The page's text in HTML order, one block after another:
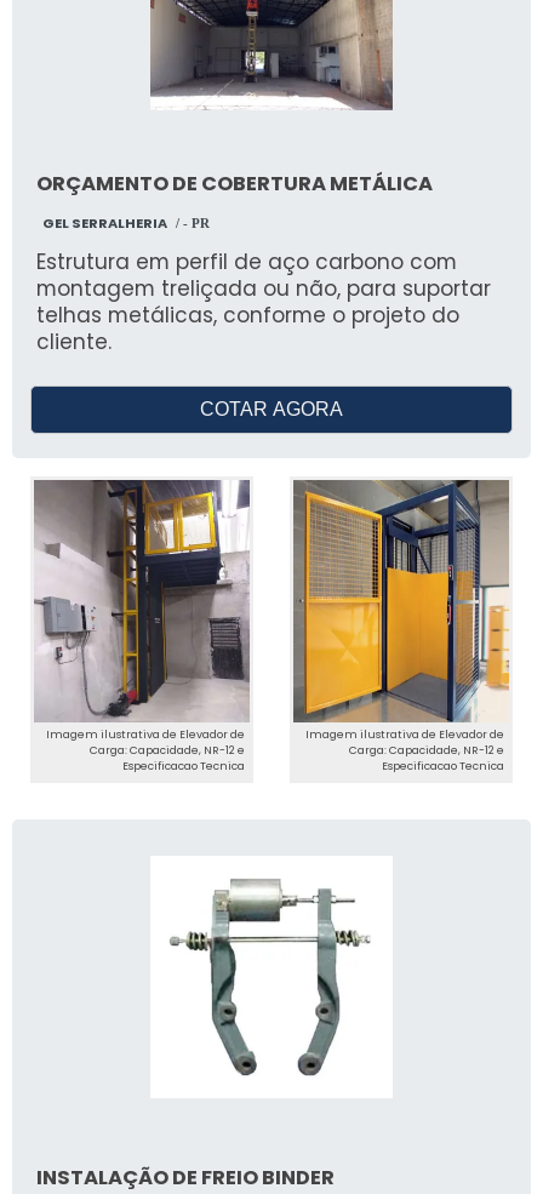
ORÇAMENTO DE COBERTURA METÁLICA
GEL SERRALHERIA / - PR
Estrutura em perfil de aço carbono com
montagem treliçada ou não, para suportar
telhas metálicas, conforme o projeto do
cliente.
COTAR AGORA
Imagem ilustrativa de Elevador de
Carga: Capacidade, NR-12 e
Especificacao Tecnica
Imagem ilustrativa de Elevador de
Carga: Capacidade, NR-12 e
Especificacao Tecnica
INSTALAÇÃO DE FREIO BINDER